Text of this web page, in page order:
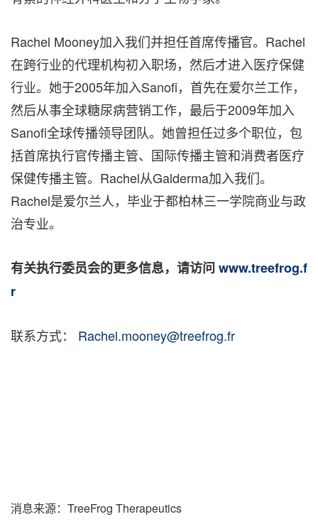
Rachel Mooney加入我们并担任首席传播官。Rachel
在跨行业的代理机构初入职场，然后才进入医疗保健
行业。她于2005年加入Sanofi，首先在爱尔兰工作，
然后从事全球糖尿病营销工作，最后于2009年加入
Sanofi全球传播领导团队。她曾担任过多个职位，包
括首席执行官传播主管、国际传播主管和消费者医疗
保健传播主管。Rachel从Galderma加入我们。
Rachel是爱尔兰人，毕业于都柏林三一学院商业与政
治专业。
有关执行委员会的更多信息，请访问 www.treefrog.f
r
联系方式： Rachel.mooney@treefrog.fr
消息来源：TreeFrog Therapeutics